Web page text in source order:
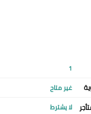
1
غير متاح
لا يشترط